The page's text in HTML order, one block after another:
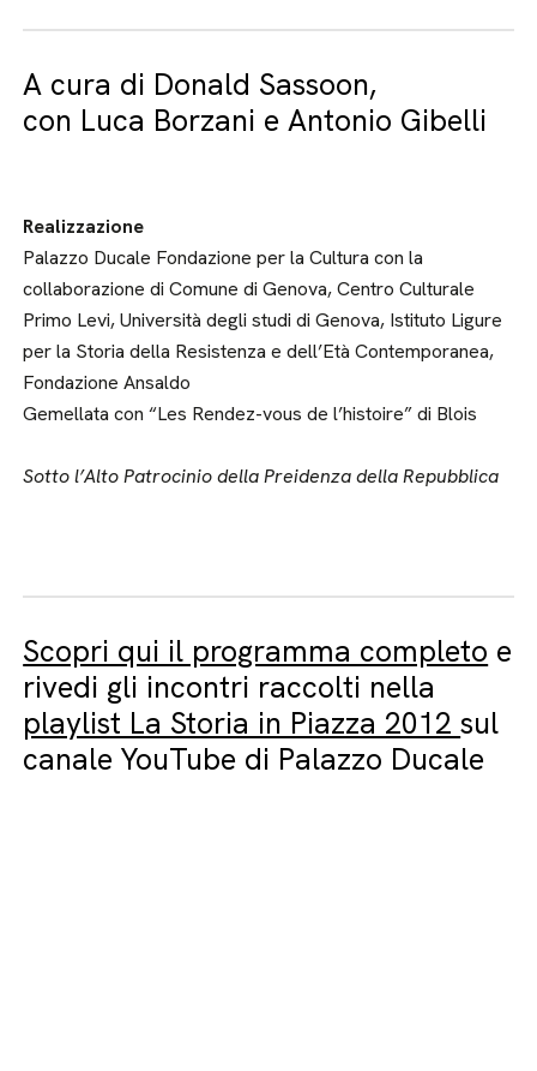
A cura di Donald Sassoon,
con Luca Borzani e Antonio Gibelli
Realizzazione
Palazzo Ducale Fondazione per la Cultura con la
collaborazione di Comune di Genova, Centro Culturale
Primo Levi, Università degli studi di Genova, Istituto Ligure
per la Storia della Resistenza e dell’Età Contemporanea,
Fondazione Ansaldo
Gemellata con “Les Rendez-vous de l’histoire” di Blois
Sotto l’Alto Patrocinio della Preidenza della Repubblica
Scopri qui il programma completo e
rivedi gli incontri raccolti nella
playlist La Storia in Piazza 2012sul
canale YouTube di Palazzo Ducale